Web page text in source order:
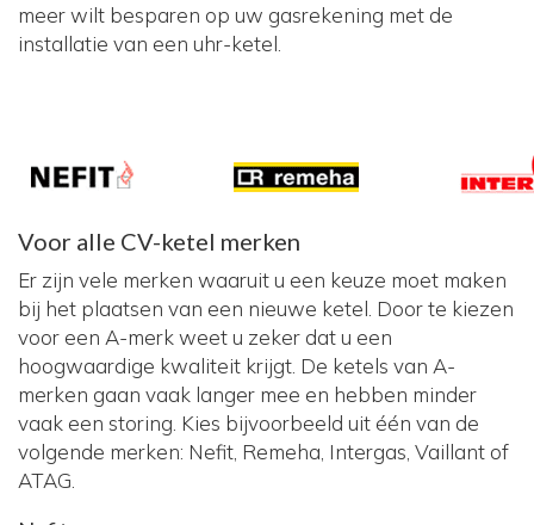
meer wilt besparen op uw gasrekening met de
installatie van een uhr-ketel.
Voor alle CV-ketel merken
Er zijn vele merken waaruit u een keuze moet maken
bij het plaatsen van een nieuwe ketel. Door te kiezen
voor een A-merk weet u zeker dat u een
hoogwaardige kwaliteit krijgt. De ketels van A-
merken gaan vaak langer mee en hebben minder
vaak een storing. Kies bijvoorbeeld uit één van de
volgende merken: Nefit, Remeha, Intergas, Vaillant of
ATAG.